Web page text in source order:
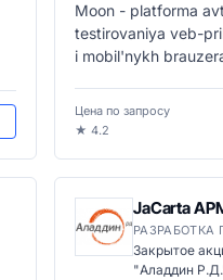
Moon - platforma
testirovaniya veb-
i mobil'nykh
Цена по запросу
★ 4.2
JaCarta
РАЗРАБОТКА
Закрытое
"Аладдин